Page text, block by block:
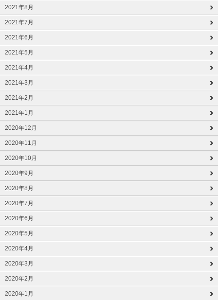
2021年8月
2021年7月
2021年6月
2021年5月
2021年4月
2021年3月
2021年2月
2021年1月
2020年12月
2020年11月
2020年10月
2020年9月
2020年8月
2020年7月
2020年6月
2020年5月
2020年4月
2020年3月
2020年2月
2020年1月